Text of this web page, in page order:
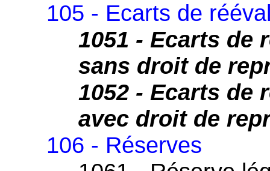
105 - Ecarts de
1051 - Ecarts de
sans droit de
1052 - Ecarts de
avec droit de
106 - Réserves